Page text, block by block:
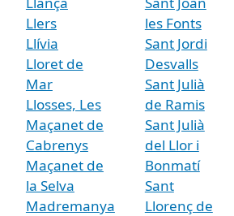
Llers
Llívia
Lloret de
Mar
Llosses, Les
Maçanet de
Cabrenys
Maçanet de
la Selva
Madremanya
les Fonts
Sant Jordi
Desvalls
Sant Julià
de Ramis
Sant Julià
del Llor i
Bonmatí
Sant
Llorenç de